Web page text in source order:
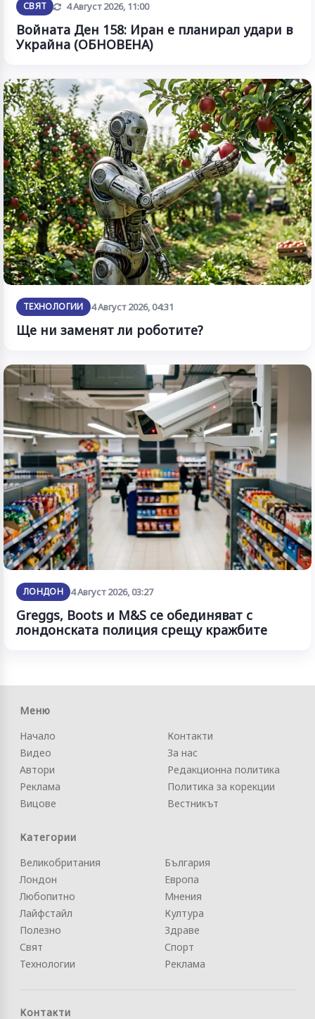
СВЯТ Обновена
4 Август 2026, 11:00
Войната Ден 158: Иран е планирал удари в
Украйна (ОБНОВЕНА)
ТЕХНОЛОГИИ 4 Август 2026, 04:31
Ще ни заменят ли роботите?
ЛОНДОН 4 Август 2026, 03:27
Greggs, Boots и M&S се обединяват с
лондонската полиция срещу кражбите
Меню
Начало
Видео
Автори
Реклама
Вицове
Контакти
За нас
Редакционна политика
Политика за корекции
Вестникът
Категории
Великобритания
Лондон
Любопитно
Лайфстайл
Полезно
Свят
Технологии
България
Европа
Мнения
Култура
Здраве
Спорт
Реклама
Контакти